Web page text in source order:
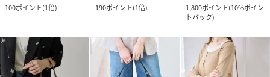
Q1:見た目はコンパクトですが、収納力はありますか？
⇒長財布やスマートフォン、ミニポーチなど、お出かけに必
マチもあるため、荷物をすっきり整理して持ち運んでいただ
けます。
100ポイント(1倍)
190ポイント(1倍)
1,800ポイント(10%ポイン
トバック)